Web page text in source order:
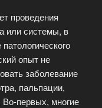
проведения
или системы, в
опыт не
заболевание
пальпации,
первых, многие